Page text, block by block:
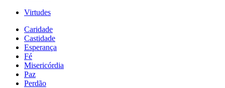
Virtudes
Caridade
Castidade
Esperança
Fé
Misericórdia
Paz
Perdão